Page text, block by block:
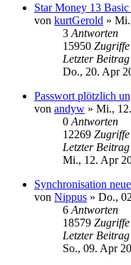
Star Money 13
von kurtGerold »
3 Antworten
15950 Zugriffe
Letzter Beitrag
Do., 20. Apr
Passwort plötzlich
von andyw » Mi.,
0 Antworten
12269 Zugriffe
Letzter Beitrag
Mi., 12. Apr
Synchronisation
von Nippus » Do.,
6 Antworten
18579 Zugriffe
Letzter Beitrag
So., 09. Apr